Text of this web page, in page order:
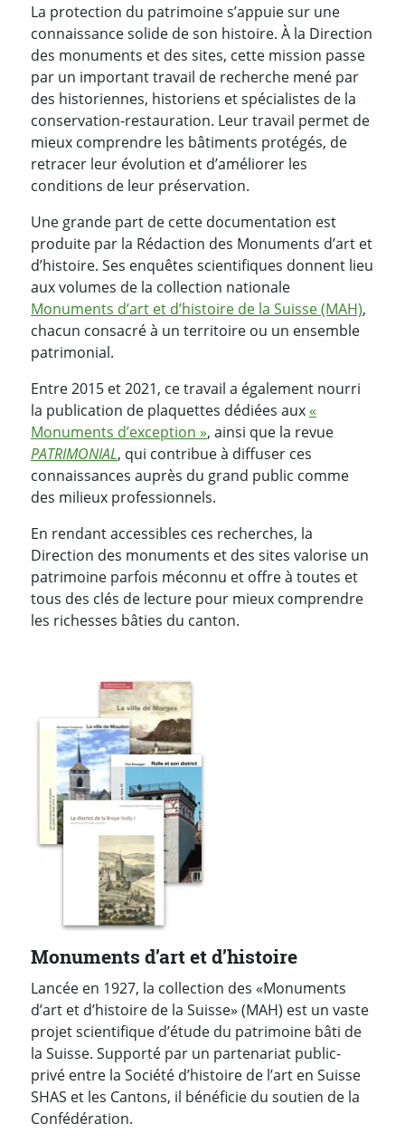
La protection du patrimoine s’appuie sur une
connaissance solide de son histoire. À la Direction
des monuments et des sites, cette mission passe
par un important travail de recherche mené par
des historiennes, historiens et spécialistes de la
conservation-restauration. Leur travail permet de
mieux comprendre les bâtiments protégés, de
retracer leur évolution et d’améliorer les
conditions de leur préservation.
Une grande part de cette documentation est
produite par la Rédaction des Monuments d’art et
d’histoire. Ses enquêtes scientifiques donnent lieu
aux volumes de la collection nationale
Monuments d’art et d’histoire de la Suisse (MAH),
chacun consacré à un territoire ou un ensemble
patrimonial.
Entre 2015 et 2021, ce travail a également nourri
la publication de plaquettes dédiées aux «
Monuments d’exception », ainsi que la revue
PATRIMONIAL, qui contribue à diffuser ces
connaissances auprès du grand public comme
des milieux professionnels.
En rendant accessibles ces recherches, la
Direction des monuments et des sites valorise un
patrimoine parfois méconnu et offre à toutes et
tous des clés de lecture pour mieux comprendre
les richesses bâties du canton.
Monuments d’art et d’histoire
Lancée en 1927, la collection des «Monuments
d’art et d’histoire de la Suisse» (MAH) est un vaste
projet scientifique d’étude du patrimoine bâti de
la Suisse. Supporté par un partenariat public-
privé entre la Société d’histoire de l’art en Suisse
SHAS et les Cantons, il bénéficie du soutien de la
Confédération.